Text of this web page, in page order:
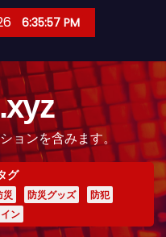
6:35:59 PM
ョンを含みます。
グ
災 防災グッズ
防犯
ン